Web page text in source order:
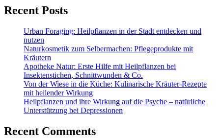
Recent Posts
Urban Foraging: Heilpflanzen in der Stadt entdecken und
nutzen
Naturkosmetik zum Selbermachen: Pflegeprodukte mit
Kräutern
Apotheke Natur: Erste Hilfe mit Heilpflanzen bei
Insektenstichen, Schnittwunden & Co.
Von der Wiese in die Küche: Kulinarische Kräuter-Rezepte
mit heilender Wirkung
Heilpflanzen und ihre Wirkung auf die Psyche – natürliche
Unterstützung bei Depressionen
Recent Comments